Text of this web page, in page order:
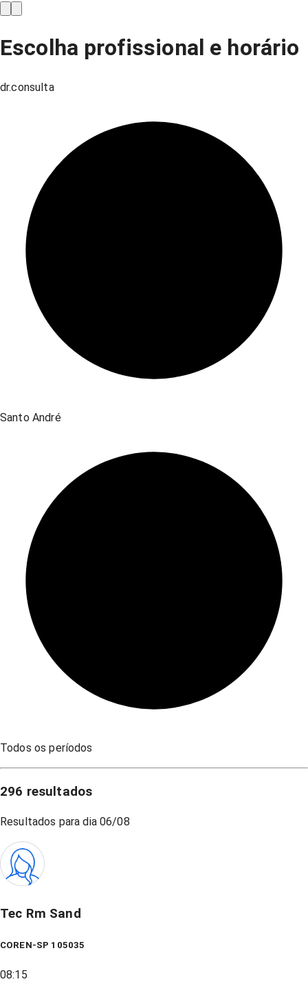
Escolha profissional e horário
dr.consulta
Santo André
Todos os períodos
296 resultados
Resultados para dia 06/08
Tec Rm Sand
COREN-SP 105035
08:15